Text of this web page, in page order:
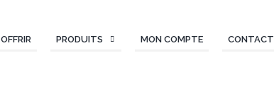
OFFRIR PRODUITS MON COMPTE CONTACT